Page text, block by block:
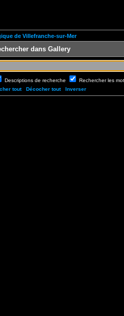
de Villefranche-sur-Mer
dans Gallery
Descriptions de recherche
Rechercher les
tout
Décocher tout Inverser